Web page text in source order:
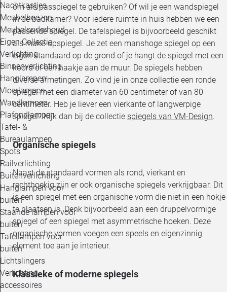
Nachtkastjes
Meubelhoezen
Meubelonderhoud
Eigen Collectie
Verlichting
Binnenverlichting
Hanglampen
Vloerlampen
Wandlampen
Plafondlampen
Tafel- &
Bureaulampen
Spots
Railverlichting
Buitenverlichting
Hanglampen voor
buiten
Staande lampen voor
buiten
Tafellampen voor
buiten
Lichtslingers
Verlichting
accessoires
om als passpiegel te gebruiken? Of wil je een wandspiegel
in de badkamer? Voor iedere ruimte in huis hebben we een
passende spiegel. De tafelspiegel is bijvoorbeeld geschikt
als make-upspiegel. Je zet een manshoge spiegel op een
eigen standaard op de grond of je hangt de spiegel met een
koord of een haakje aan de muur. De spiegels hebben
diverse afmetingen. Zo vind je in onze collectie een ronde
spiegel met een diameter van 60 centimeter of van 80
centimeter. Heb je liever een vierkante of langwerpige
spiegel? Kijk dan bij de collectie spiegels van VM-Design.
Organische spiegels
Naast de standaard vormen als rond, vierkant en
rechthoekig zijn er ook organische spiegels verkrijgbaar. Dit
is een spiegel met een organische vorm die niet in een hokje
te plaatsen is. Denk bijvoorbeeld aan een druppelvormige
spiegel of een spiegel met asymmetrische hoeken. Deze
organische vormen voegen een speels en eigenzinnig
element toe aan je interieur.
Klassieke of moderne spiegels